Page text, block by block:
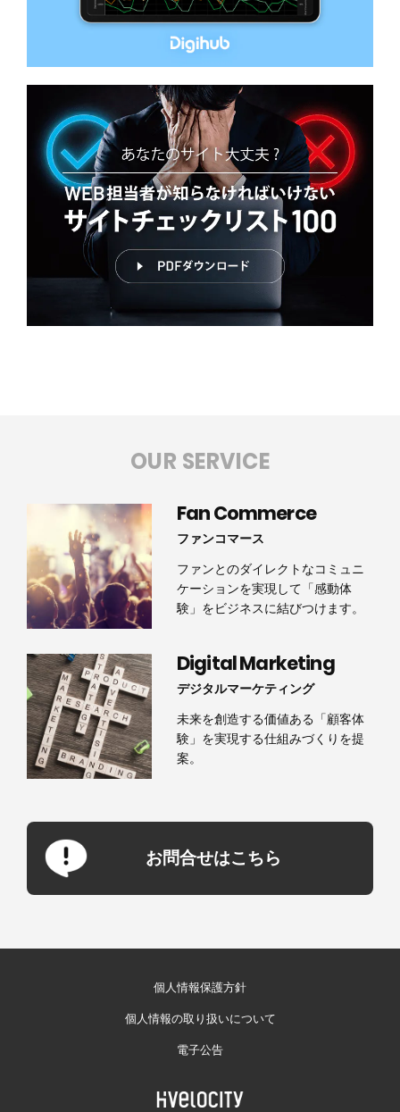
OUR SERVICE
Fan Commerce
ファンコマース
ファンとのダイレクトなコミュニ
ケーションを実現して「感動体
験」をビジネスに結びつけます。
Digital Marketing
デジタルマーケティング
未来を創造する価値ある「顧客体
験」を実現する仕組みづくりを提
案。
お問合せはこちら
個人情報保護方針
個人情報の取り扱いについて
電子公告